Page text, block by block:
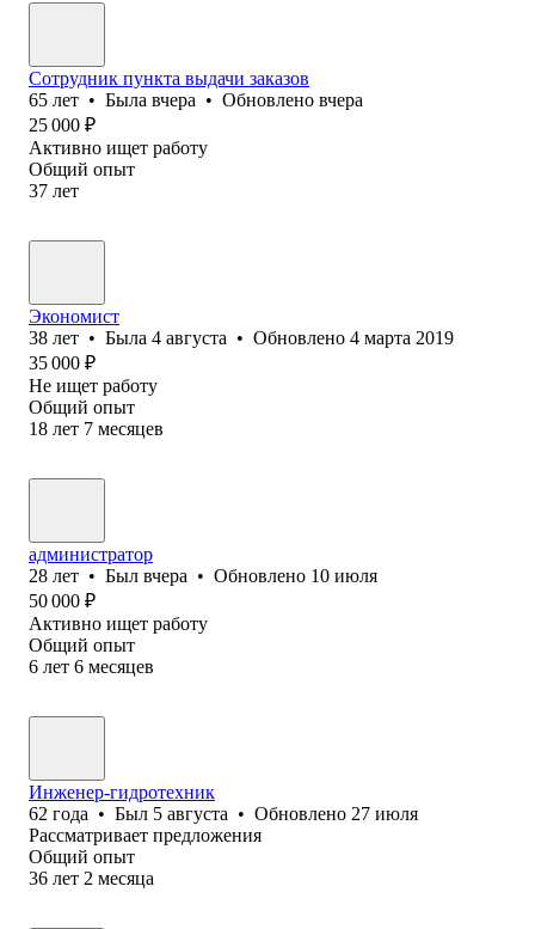
Сотрудник пункта выдачи заказов
65 лет • Была вчера • Обновлено вчера
25 000 ₽
Активно ищет работу
Общий опыт
37 лет
Экономист
38 лет • Была 4 августа • Обновлено 4 марта 2019
35 000 ₽
Не ищет работу
Общий опыт
18 лет 7 месяцев
администратор
28 лет • Был вчера • Обновлено 10 июля
50 000 ₽
Активно ищет работу
Общий опыт
6 лет 6 месяцев
Инженер-гидротехник
62 года • Был 5 августа • Обновлено 27 июля
Рассматривает предложения
Общий опыт
36 лет 2 месяца